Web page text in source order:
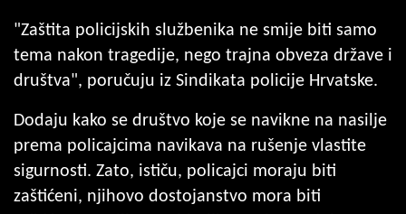
"Zaštita policijskih službenika ne smije biti samo
tema nakon tragedije, nego trajna obveza države i
društva", poručuju iz Sindikata policije Hrvatske.
Dodaju kako se društvo koje se navikne na nasilje
prema policajcima navikava na rušenje vlastite
sigurnosti. Zato, ističu, policajci moraju biti
zaštićeni, njihovo dostojanstvo mora biti